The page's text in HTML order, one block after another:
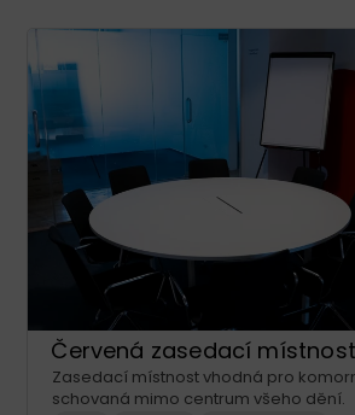
Červená zasedací místnost
Zasedací místnost vhodná pro
schovaná mimo centrum všeho dění.